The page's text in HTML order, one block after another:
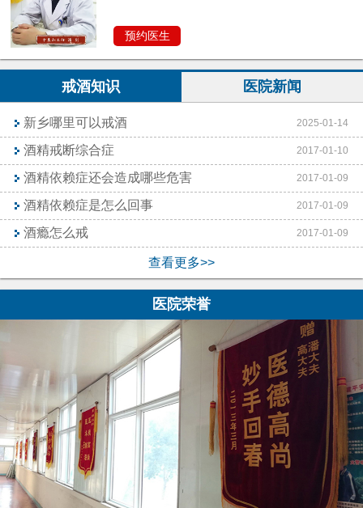
预约医生
戒酒知识 医院新闻
新乡哪里可以戒酒 2025-01-14
酒精戒断综合症 2017-01-10
酒精依赖症还会造成哪些危害 2017-01-09
酒精依赖症是怎么回事 2017-01-09
酒瘾怎么戒 2017-01-09
查看更多>>
医院荣誉